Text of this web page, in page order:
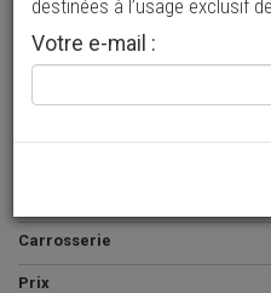
Ajouter
> Rechercher un véhicule
Carrosserie
Prix
destinées à l’usage exclusif
Votre e-mail :